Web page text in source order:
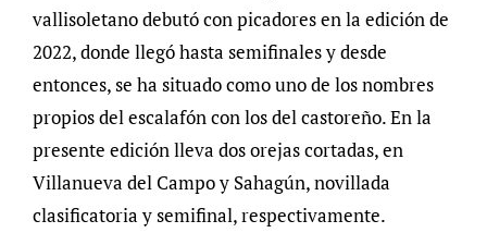
vallisoletano debutó con picadores en la edición de
2022, donde llegó hasta semifinales y desde
entonces, se ha situado como uno de los nombres
propios del escalafón con los del castoreño. En la
presente edición lleva dos orejas cortadas, en
Villanueva del Campo y Sahagún, novillada
clasificatoria y semifinal, respectivamente.